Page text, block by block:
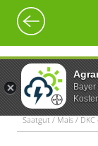
Saatgut / Mais / DKC